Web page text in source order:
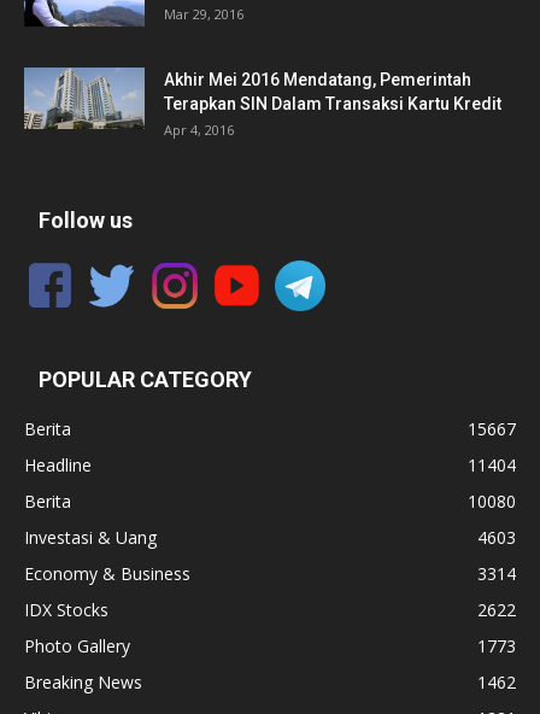
Mar 29, 2016
Akhir Mei 2016 Mendatang, Pemerintah
Terapkan SIN Dalam Transaksi Kartu Kredit
Apr 4, 2016
Follow us
POPULAR CATEGORY
Berita
15667
Headline
11404
Berita
10080
Investasi & Uang
4603
Economy & Business
3314
IDX Stocks
2622
Photo Gallery
1773
Breaking News
1462